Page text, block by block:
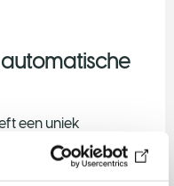
een uniek
dit kenmerk in de
bankafschriften